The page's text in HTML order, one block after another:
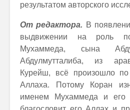
результатом авторского
От редактора. В
выдвижении на роль
Мухаммеда, сына
Абдулмутталиба, из
Курейш, всё произошло
Аллаха. Потому Коран
именем Мухаммеда и его